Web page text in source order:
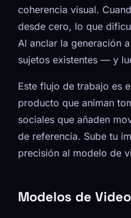
coherencia visual.
desde cero, lo que
Al anclar la generación
sujetos existentes — y
Este flujo de trabajo es
producto que animan
sociales que añaden
de referencia. Sube tu
precisión al modelo de
Modelos de